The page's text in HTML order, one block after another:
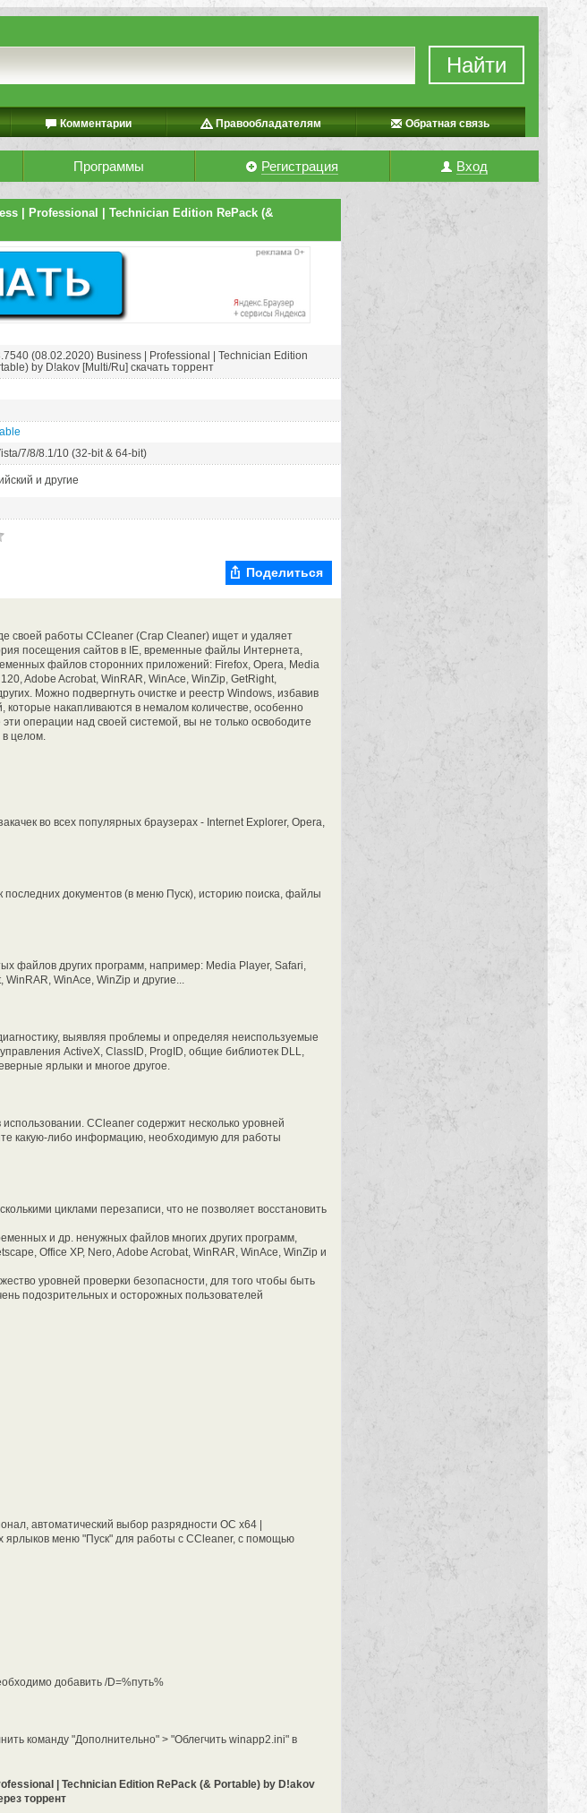
Найти
Комментарии Правообладателям Обратная связь
Программы Регистрация Вход
| Professional | Technician Edition RePack (&
(08.02.2020) Business | Professional | Technician Edition
by D!akov [Multi/Ru] скачать торрент
7/8/8.1/10 (32-bit & 64-bit)
и другие
Поделиться
своей работы CCleaner (Crap Cleaner) ищет и удаляет
посещения сайтов в IE, временные файлы Интернета,
файлов сторонних приложений: Firefox, Opera, Media
Adobe Acrobat, WinRAR, WinAce, WinZip, GetRight,
Можно подвергнуть очистке и реестр Windows, избавив
накапливаются в немалом количестве, особенно
операции над своей системой, вы не только освободите
целом.
во всех популярных браузерах - Internet Explorer, Opera,
документов (в меню Пуск), историю поиска, файлы
файлов других программ, например: Media Player, Safari,
WinAce, WinZip и другие...
выявляя проблемы и определяя неиспользуемые
ActiveX, ClassID, ProgID, общие библиотек DLL,
ярлыки и многое другое.
CCleaner содержит несколько уровней
какую-либо информацию, необходимую для работы
циклами перезаписи, что не позволяет восстановить
и др. ненужных файлов многих других программ,
Office XP, Nero, Adobe Acrobat, WinRAR, WinAce, WinZip и
уровней проверки безопасности, для того чтобы быть
подозрительных и осторожных пользователей
автоматический выбор разрядности ОС х64 |
ярлыков меню "Пуск" для работы с CCleaner, с помощью
добавить /D=%путь%
команду "Дополнительно" > "Облегчить winapp2.ini" в
| Technician Edition RePack (& Portable) by D!akov
торрент